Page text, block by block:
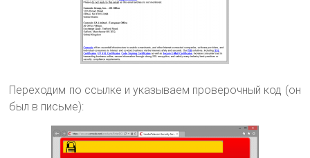
Переходим по ссылке и указываем проверочный код (он
был в письме):